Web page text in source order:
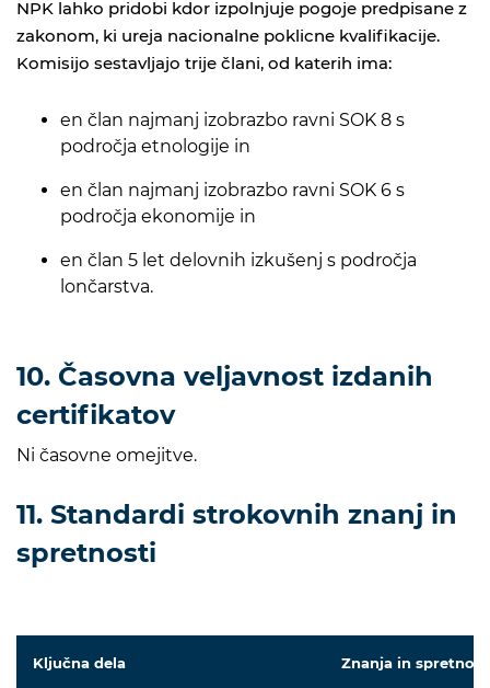
NPK lahko pridobi kdor izpolnjuje pogoje predpisane z
zakonom, ki ureja nacionalne poklicne kvalifikacije.
Komisijo sestavljajo trije člani, od katerih ima:
en član najmanj izobrazbo ravni SOK 8 s
področja etnologije in
en član najmanj izobrazbo ravni SOK 6 s
področja ekonomije in
en član 5 let delovnih izkušenj s področja
lončarstva.
10. Časovna veljavnost izdanih
certifikatov
Ni časovne omejitve.
11. Standardi strokovnih znanj in
spretnosti
Ključna dela Znanja in